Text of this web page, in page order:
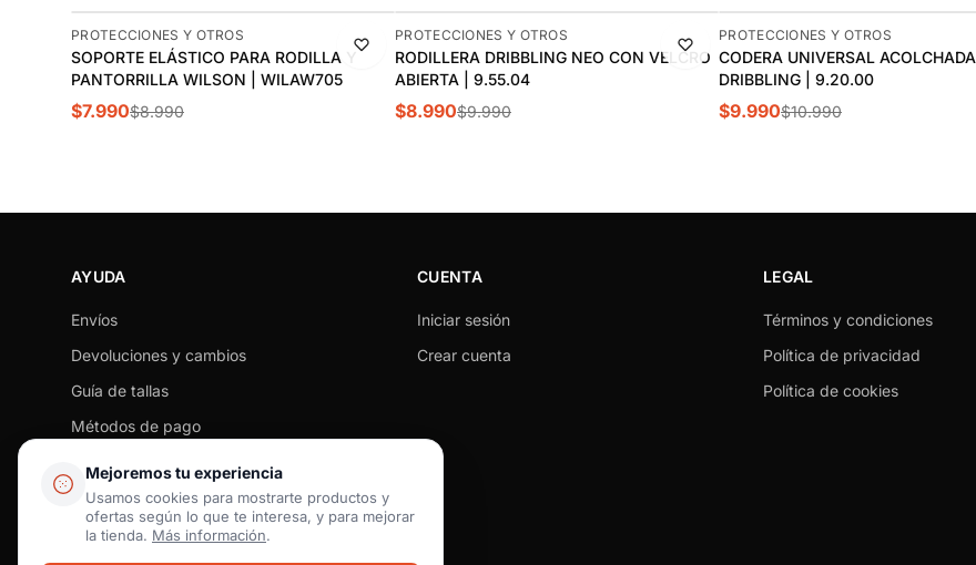
Mejoremos tu experiencia
Usamos cookies para mostrarte productos y
ofertas según lo que te interesa, y para mejorar
la tienda. Más información.
-11%
PROTECCIONES Y OTROS
SOPORTE ELÁSTICO PARA RODILLA Y
PANTORRILLA WILSON | WILAW705
$7.990$8.990
-10%
PROTECCIONES Y OTROS
RODILLERA DRIBBLING NEO CON VELCRO
ABIERTA | 9.55.04
$8.990$9.990
-9%
PROTECCIONES Y OTROS
CODERA UNIVERSAL ACOLCHADA
DRIBBLING | 9.20.00
$9.990$10.990
AYUDA
Envíos
Devoluciones y cambios
Guía de tallas
Métodos de pago
Preguntas frecuentes
Contacto
CUENTA
Iniciar sesión
Crear cuenta
LEGAL
Términos y condiciones
Política de privacidad
Política de cookies